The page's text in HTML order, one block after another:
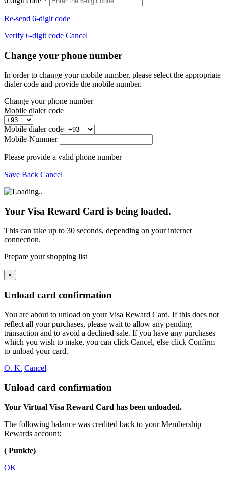
Re-send 6-digit code
Verify 6-digit code Cancel
Change your phone number
In order to change your mobile number, please select the appropriate
dialer code and provide the mobile number.
Change your phone number
Mobile dialer code
Mobile dialer code
Mobile-Nummer
Please provide a valid phone number
Save Back Cancel
Your Visa Reward Card is being loaded.
This can take up to 30 seconds, depending on your internet
connection.
Prepare your shopping list
×
Unload card confirmation
You are about to unload on yourVisa Reward Card. If this does not
reflect all your purchases, please wait to allow any pending
transaction and to avoid a declined sale. If you have any purchases
which you wish to make, you can click Cancel, else click Confirm
to unload your card.
O. K. Cancel
Unload card confirmation
Your Virtual Visa Reward Card has been unloaded.
The following balance was credited back to your Membership
Rewards account:
( Punkte)
OK